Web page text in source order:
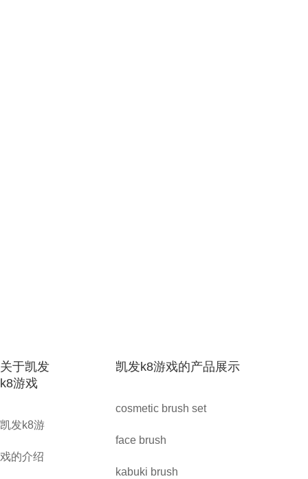
关于凯发
k8游戏
凯发k8游
戏的介绍
凯发k8游戏的产品展示
cosmetic brush set
face brush
kabuki brush